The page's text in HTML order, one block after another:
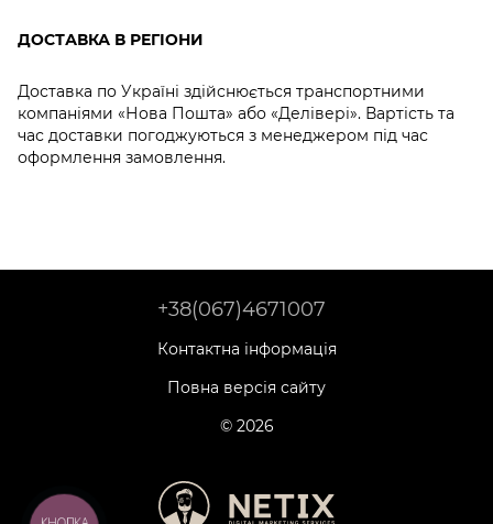
ДОСТАВКА В РЕГІОНИ
Доставка по Україні здійснюється транспортними
компаніями «Нова Пошта» або «Делівері». Вартість та
час доставки погоджуються з менеджером під час
оформлення замовлення.
+38(067)4671007
Контактна інформація
Повна версія сайту
© 2026